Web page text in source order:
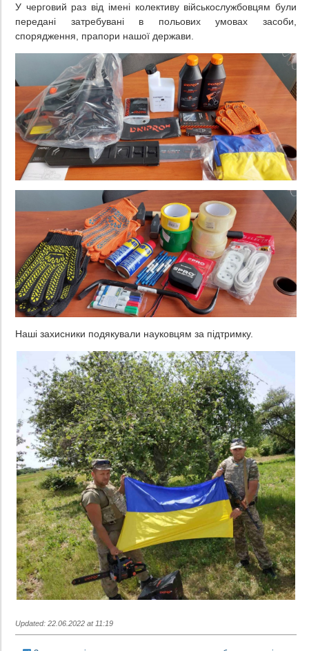
У черговий раз від імені колективу військослужбовцям були
передані затребувані в польових умовах засоби,
спорядження, прапори нашої держави.
Наші захисники подякували науковцям за підтримку.
Updated: 22.06.2022 at 11:19